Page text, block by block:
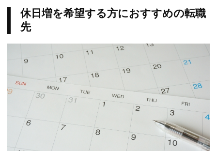
休日増を希望する方におすすめの転職
先